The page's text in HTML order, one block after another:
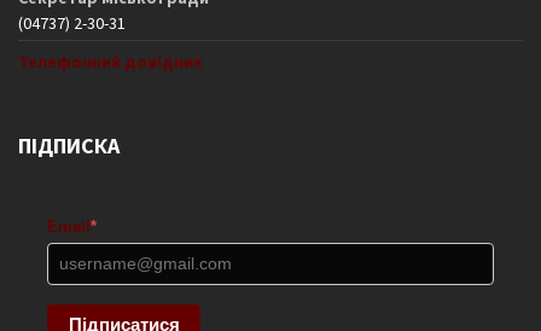
(04737) 2-30-31
Телефонний довідник
ПІДПИСКА
Email *
Підписатися